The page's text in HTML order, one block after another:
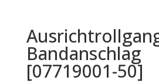
Bandanschlag
[07719001-50]